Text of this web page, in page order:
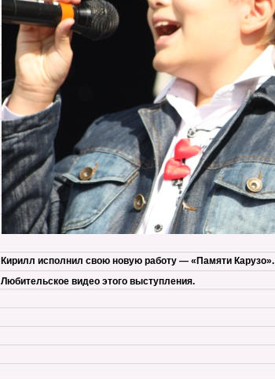
Кирилл исполнил свою новую работу — «Памяти Карузо».
Любительское видео этого выступления.